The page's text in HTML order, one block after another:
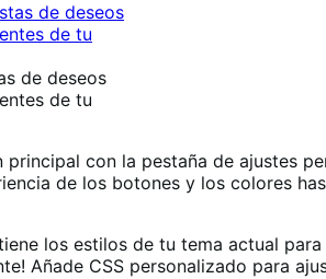
de deseos
de tu
con la pestaña de ajustes
de los botones y los colores
los estilos de tu tema actual
Añade CSS personalizado para